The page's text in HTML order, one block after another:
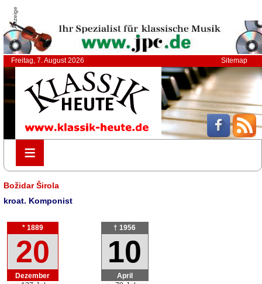
Anzeige
Freitag, 7. August 2026 Sitemap
≡
≡
Božidar Širola
kroat. Komponist
* 1889
20
Dezember
† 1956
10
April